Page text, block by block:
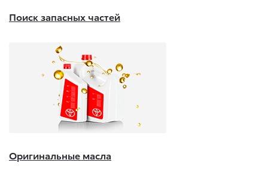
Поиск запасных частей
Оригинальные масла